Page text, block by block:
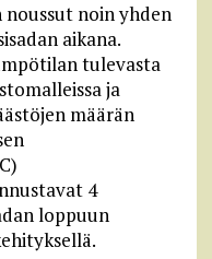
noin yhden
aikana.
tulevasta
ja
määrän
4
loppuun